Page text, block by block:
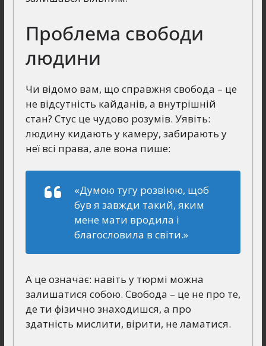
Проблема свободи
людини
Чи відомо вам, що справжня свобода – це
не відсутність кайданів, а внутрішній
стан? Стус це чудово розумів. Уявіть:
людину кидають у камеру, забирають у
неї всі права, але вона пише:
«Думою тугу розвіюю, щоб
був я завжди такий, яким
мене мати вродила і
благословила в світи.»
А це означає: навіть у тюрмі можна
залишатися собою. Свобода – це не про те,
де ти фізично знаходишся, а про
здатність мислити, вірити, не ламатися.